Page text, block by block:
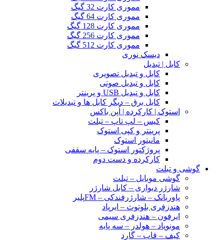
مموری کارت 32 گیگ
مموری کارت 64 گیگ
مموری کارت 128 گیگ
مموری کارت 256 گیگ
مموری کارت 512 گیگ
دیسک نوری
کابل | تبدیل
کابل و تبدیل تصویری
کابل و تبدیل صوتی
کابل و تبدیل USB و پرینتر
کابل برق – دیگر کابل ها و تبدیلات
استوک | کارکرده | اُپن باکس
کیس – لپ تاپ – تبلت
پرینتر و کپی استوک
مانیتور استوک
پروژکتور استوک – پایه سقفی
کارکرده و دست دوم
گوشی و تبلت
گوشی موبایل – تبلت
شارژر دیواری – کابل شارژر
پاوربانک – شارژرفندکی – FMپلیر
هندزفری بلوتوث – ایرپاد
ایرفون – هندزفری سیمی
مونوپاد – هولدر – سه پایه
کیف – قاب – گارد